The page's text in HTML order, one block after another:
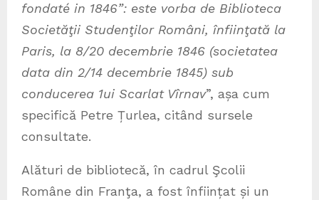
fondaté in 1846”: este vorba de Biblioteca
Societăţii Studenţilor Români, înfiinţată la
Paris, la 8/20 decembrie 1846 (societatea
data din 2/14 decembrie 1845) sub
conducerea 1ui Scarlat Vîrnav”, așa cum
specifică Petre Țurlea, citând sursele
consultate.
Alături de bibliotecă, în cadrul Şcolii
Române din Franţa, a fost înființat și un